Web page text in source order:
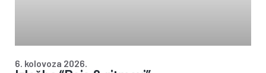
6. kolovoza 2026.